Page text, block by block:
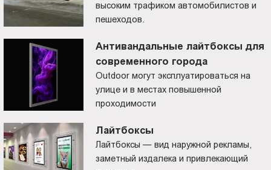
высоким трафиком автомобилистов и
пешеходов.
Антивандальные лайтбоксы для
современного города
Outdoor могут эксплуатироваться на
улице и в местах повышенной
проходимости
Лайтбоксы
Лайтбоксы — вид наружной рекламы,
заметный издалека и привлекающий